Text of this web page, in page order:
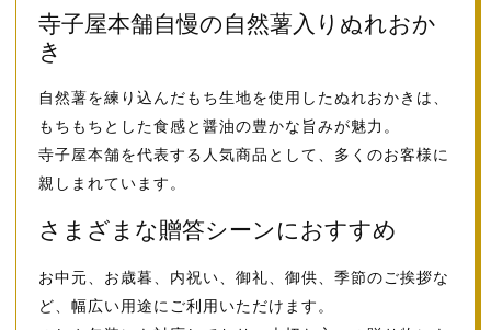
寺子屋本舗自慢の自然薯入りぬれおか
き
自然薯を練り込んだもち生地を使用したぬれおかきは、
もちもちとした食感と醤油の豊かな旨みが魅力。
寺子屋本舗を代表する人気商品として、多くのお客様に
親しまれています。
さまざまな贈答シーンにおすすめ
お中元、お歳暮、内祝い、御礼、御供、季節のご挨拶な
ど、幅広い用途にご利用いただけます。